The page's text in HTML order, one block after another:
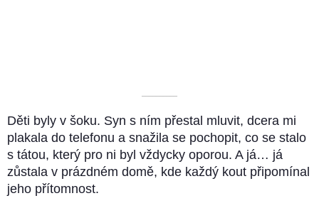
––––––––––
Děti byly v šoku. Syn s ním přestal mluvit, dcera mi
plakala do telefonu a snažila se pochopit, co se stalo
s tátou, který pro ni byl vždycky oporou. A já… já
zůstala v prázdném domě, kde každý kout připomínal
jeho přítomnost.